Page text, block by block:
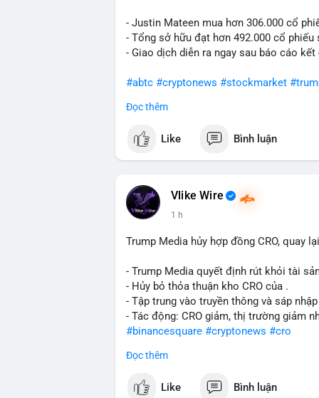
- Justin Mateen mua hơn 306.000 cổ
- Tổng sở hữu đạt hơn 492.000 cổ phiếu
- Giao dịch diễn ra ngay sau báo cáo
#abtc #cryptonews #stockmarket
$btc $eth
#vlikevn #titanbot
Đọc thêm
Like Bình luận
Vlike Wire
1 h
Trump Media hủy hợp đồng CRO, quay
- Trump Media quyết định rút khỏi tài
- Hủy bỏ thỏa thuận kho CRO của .
- Tập trung vào truyền thông và sáp
- Tác động: CRO giảm, thị trường giảm
#binancesquare #cryptonews #cro
$cro
#vlikevn #titanbot
Đọc thêm
Like Bình luận